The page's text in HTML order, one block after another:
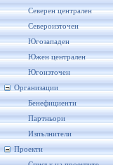
Северен централен
Североизточен
Югозападен
Южен централен
Югоизточен
Организации
Бенефициенти
Партньори
Изпълнители
Проекти